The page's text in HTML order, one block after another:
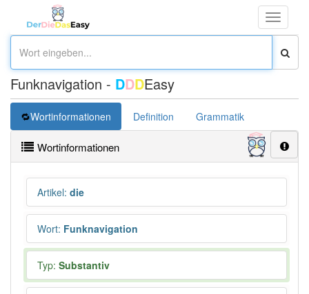
Toggle
Funknavigation - DDDEasy
Wortinformationen Definition Grammatik
Wortinformationen
Artikel: die
Wort: Funknavigation
Typ: Substantiv